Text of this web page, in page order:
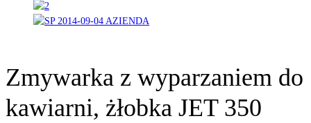
Zmywarka z wyparzaniem do
kawiarni, żłobka JET 350